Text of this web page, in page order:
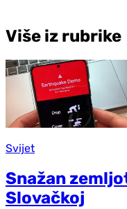
Više iz rubrike
Svijet
Snažan
Slovačkoj